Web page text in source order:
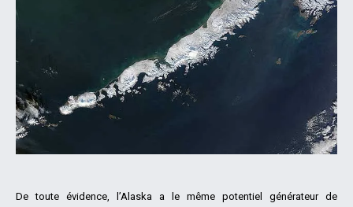
De toute évidence, l’Alaska a le même potentiel générateur de